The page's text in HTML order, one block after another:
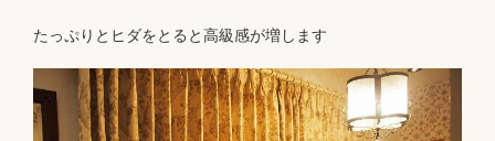
たっぷりとヒダをとると高級感が増します